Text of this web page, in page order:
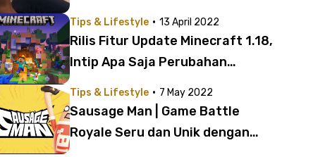
Mobile sampai Game Jadul!
Tips & Lifestyle · 13 April 2022
Rilis Fitur Update Minecraft 1.18,
Intip Apa Saja Perubahan
Tips & Lifestyle · 7 May 2022
Sausage Man | Game Battle
Royale Seru dan Unik dengan